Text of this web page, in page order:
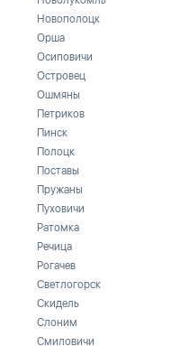
Новополоцк
Орша
Осиповичи
Островец
Ошмяны
Петриков
Пинск
Полоцк
Поставы
Пружаны
Пуховичи
Ратомка
Речица
Рогачев
Светлогорск
Скидель
Слоним
Смиловичи